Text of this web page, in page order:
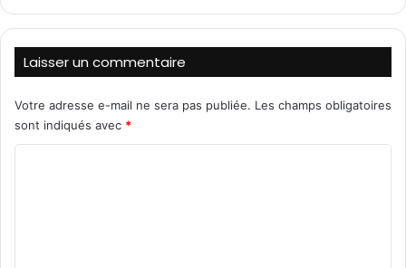
s
d
s
d
e
u
b
a
r
D
A
Laisser un commentaire
Votre adresse e-mail ne sera pas publiée. Les champs obligatoires
sont indiqués avec *